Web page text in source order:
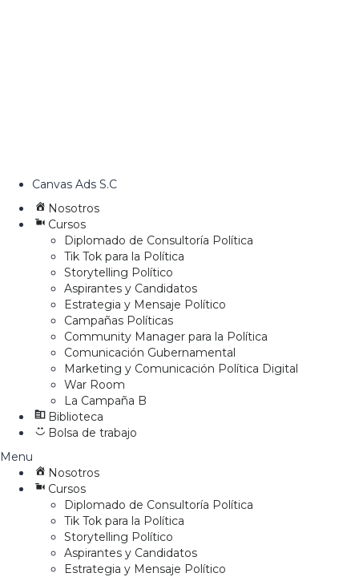
Canvas Ads S.C
Nosotros
Cursos
Diplomado de Consultoría Política
Tik Tok para la Política
Storytelling Político
Aspirantes y Candidatos
Estrategia y Mensaje Político
Campañas Políticas
Community Manager para la Política
Comunicación Gubernamental
Marketing y Comunicación Política Digital
War Room
La Campaña B
Biblioteca
Bolsa de trabajo
Menu
Nosotros
Cursos
Diplomado de Consultoría Política
Tik Tok para la Política
Storytelling Político
Aspirantes y Candidatos
Estrategia y Mensaje Político